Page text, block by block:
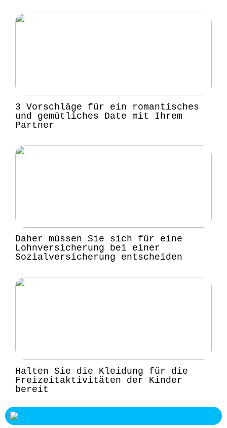
3 Vorschläge für ein romantisches
und gemütliches Date mit Ihrem
Partner
Daher müssen Sie sich für eine
Lohnversicherung bei einer
Sozialversicherung entscheiden
Halten Sie die Kleidung für die
Freizeitaktivitäten der Kinder
bereit